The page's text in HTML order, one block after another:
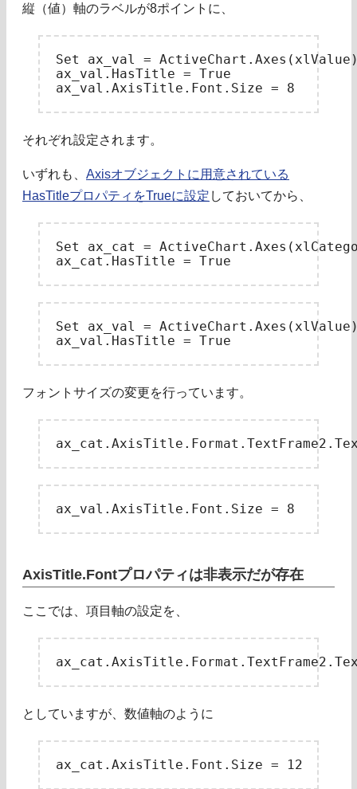
縦（値）軸のラベルが8ポイントに、
Set ax_val =
ax_val.HasTitle = True
それぞれ設定されます。
いずれも、 Axisオブジェクトに用意されている
HasTitleプロパティをTrueに設定 しておいてから、
Set ax_cat =
Set ax_val =
フォントサイズの変更を行っています。
AxisTitle.Fontプロパティは非表示だが存在
ここでは、項目軸の設定を、
としていますが、数値軸のように